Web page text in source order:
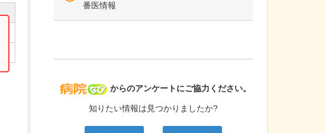
番医情報
病院なび
からのアンケートにご協力ください。
知りたい情報は見つかりましたか?